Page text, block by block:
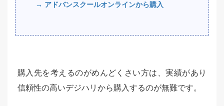
→ アドバンスクールオンラインから購入
購入先を考えるのがめんどくさい方は、実績があり
信頼性の高いデジハリから購入するのが無難です。